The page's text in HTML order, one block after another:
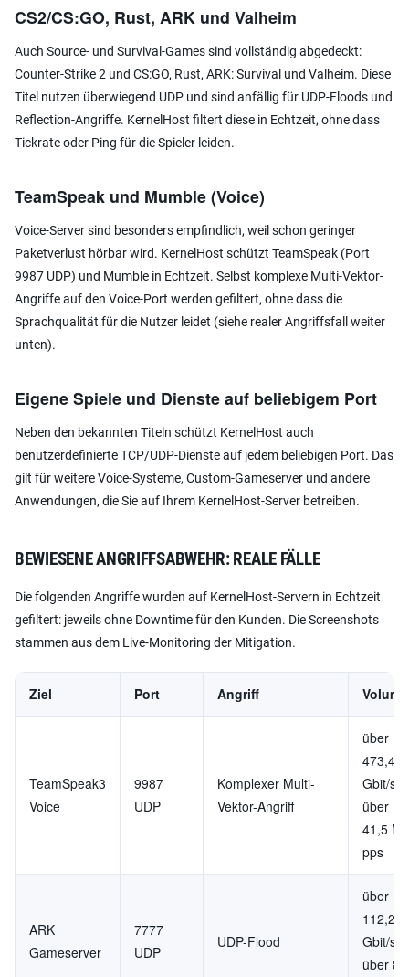
CS2/CS:GO, Rust, ARK und Valheim
Auch Source- und Survival-Games sind vollständig abgedeckt:
Counter-Strike 2 und CS:GO, Rust, ARK: Survival und Valheim. Diese
Titel nutzen überwiegend UDP und sind anfällig für UDP-Floods und
Reflection-Angriffe. KernelHost filtert diese in Echtzeit, ohne dass
Tickrate oder Ping für die Spieler leiden.
TeamSpeak und Mumble (Voice)
Voice-Server sind besonders empfindlich, weil schon geringer
Paketverlust hörbar wird. KernelHost schützt TeamSpeak (Port
9987 UDP) und Mumble in Echtzeit. Selbst komplexe Multi-Vektor-
Angriffe auf den Voice-Port werden gefiltert, ohne dass die
Sprachqualität für die Nutzer leidet (siehe realer Angriffsfall weiter
unten).
Eigene Spiele und Dienste auf beliebigem Port
Neben den bekannten Titeln schützt KernelHost auch
benutzerdefinierte TCP/UDP-Dienste auf jedem beliebigen Port. Das
gilt für weitere Voice-Systeme, Custom-Gameserver und andere
Anwendungen, die Sie auf Ihrem KernelHost-Server betreiben.
BEWIESENE ANGRIFFSABWEHR: REALE FÄLLE
Die folgenden Angriffe wurden auf KernelHost-Servern in Echtzeit
gefiltert: jeweils ohne Downtime für den Kunden. Die Screenshots
stammen aus dem Live-Monitoring der Mitigation.
Ziel Port Angriff
TeamSpeak3
Voice
9987
UDP
Komplexer Multi-
Vektor-Angriff
über
473,4
Gbit/s,
über
41,5
pps
ARK
Gameserver
7777
UDP
UDP-Flood
über
112,2
Gbit/s,
über